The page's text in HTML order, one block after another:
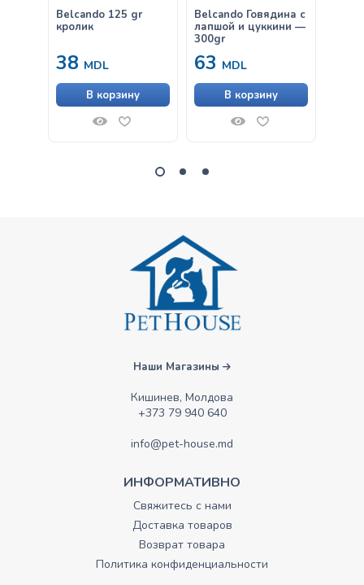
Belcando 125 gr
кролик
38 MDL
В корзину
Belcando Говядина с
лапшой и цуккини —
300gr
63 MDL
В корзину
Наши Магазины
Кишинев, Молдова
+373 79 940 640
info@pet-house.md
ИНФОРМАТИВНО
Свяжитесь с нами
Доставка товаров
Возврат товара
Политика конфиденциальности